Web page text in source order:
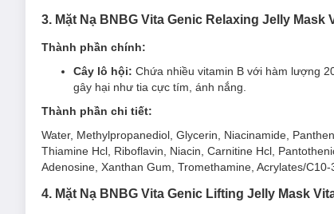
3. Mặt Nạ BNBG Vita Genic Relaxing Jelly Mask
Thành phần chính:
Cây lô hội: Chứa nhiều vitamin B với hàm lượng
gây hại như tia cực tím, ánh nắng.
Thành phần chi tiết:
Water, Methylpropanediol, Glycerin, Niacinamide,
Thiamine Hcl, Riboflavin, Niacin, Carnitine Hcl,
Adenosine, Xanthan Gum, Tromethamine, Acrylates/
4. Mặt Nạ BNBG Vita Genic Lifting Jelly Mask